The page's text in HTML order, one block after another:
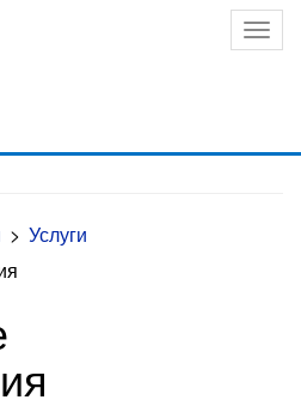
202608072233458c0796eb
> Услуги